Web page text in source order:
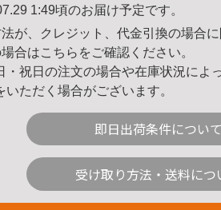
1:49頃のお届け予定です。
が、クレジット、代金引換の場合
合はこちら をご確認ください。
祝日の注文の場合や在庫状況によ
いただく場合がございます。
即日出荷条件について
受け取り方法・送料につ